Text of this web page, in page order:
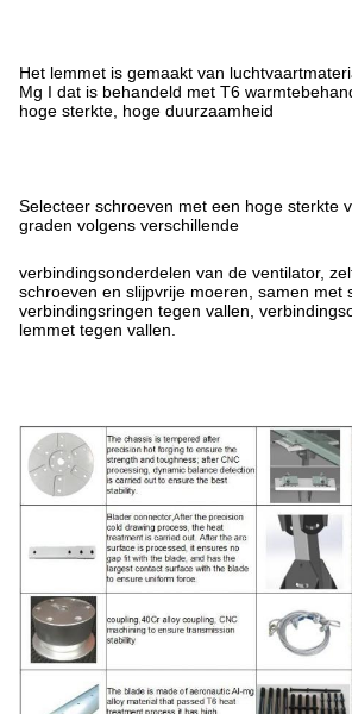
Het lemmet is gemaakt van
Mg I dat is behandeld met T6
hoge sterkte, hoge duurzaamheid
Selecteer schroeven met een hoge sterkte
graden volgens verschillende
verbindingsonderdelen van de ventilator,
schroeven en slijpvrije moeren, samen met
verbindingsringen tegen vallen,
lemmet tegen vallen.